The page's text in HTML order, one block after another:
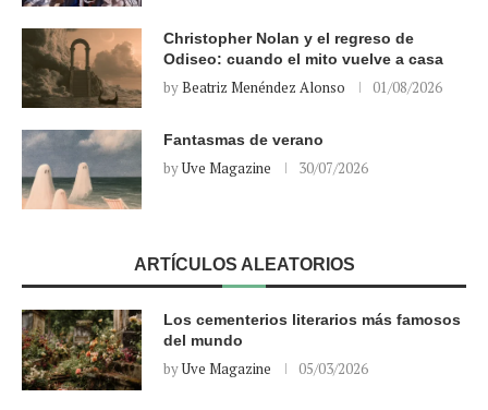
Christopher Nolan y el regreso de
Odiseo: cuando el mito vuelve a casa
byBeatriz Menéndez Alonso 01/08/2026
Fantasmas de verano
byUve Magazine 30/07/2026
ARTÍCULOS ALEATORIOS
Los cementerios literarios más famosos
del mundo
byUve Magazine 05/03/2026